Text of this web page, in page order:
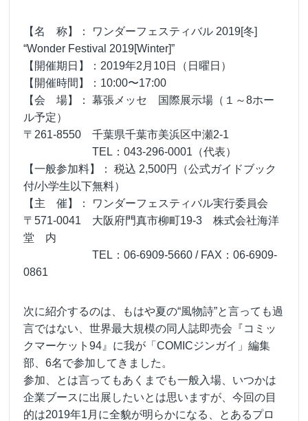
【名 称】： ワンダーフェスティバル 2019[冬]
“Wonder Festival 2019[Winter]”
【開催期日】：2019年2月10日（日曜日）
【開催時間】：10:00〜17:00
【会 場】： 幕張メッセ 国際展示場（１～8ホー
ル予定）
〒261-8550 千葉県千葉市美浜区中瀬2-1
TEL：043-296-0001（代表）
【一般参加料】： 税込 2,500円（公式ガイドブック
付/小学生以下無料）
【主 催】： ワンダーフェスティバル実行委員会
〒571-0041 大阪府門真市柳町19-3 株式会社海洋
堂 内
TEL：06-6909-5660 / FAX：06-6909-
0861
次に紹介するのは、もはや夏の“風物詩”と言っても過
言ではない、世界最大規模の同人誌即売会『コミッ
クマーケット94』に我が「COMICジンガイ」編集
部、6名で参加してきました。
参加、とは言ってもあくまでも一般入場、いつかは
企業ブースに出展したいとは思いますが、今回の目
的は2019年1月に全貌が明らかになる、とあるプロ